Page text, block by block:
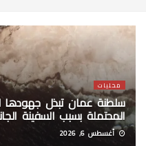
محليات
سلطنة عمان تبذل جهودها
المحتملة بسبب السفينة
أغسطس 6, 2026